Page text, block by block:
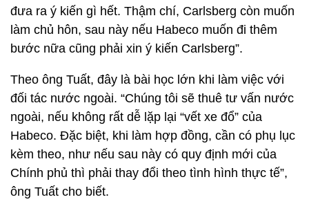
đưa ra ý kiến gì hết. Thậm chí, Carlsberg còn muốn
làm chủ hôn, sau này nếu Habeco muốn đi thêm
bước nữa cũng phải xin ý kiến Carlsberg”.
Theo ông Tuất, đây là bài học lớn khi làm việc với
đối tác nước ngoài. “Chúng tôi sẽ thuê tư vấn nước
ngoài, nếu không rất dễ lặp lại “vết xe đổ” của
Habeco. Đặc biệt, khi làm hợp đồng, cần có phụ lục
kèm theo, như nếu sau này có quy định mới của
Chính phủ thì phải thay đổi theo tình hình thực tế”,
ông Tuất cho biết.